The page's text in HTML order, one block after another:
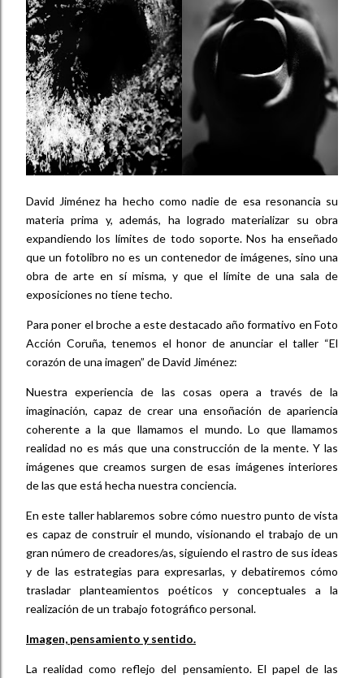
David Jiménez ha hecho como nadie de esa resonancia su
materia prima y, además, ha logrado materializar su obra
expandiendo los límites de todo soporte. Nos ha enseñado
que un fotolibro no es un contenedor de imágenes, sino una
obra de arte en sí misma, y que el límite de una sala de
exposiciones no tiene techo.
Para poner el broche a este destacado año formativo en Foto
Acción Coruña, tenemos el honor de anunciar el taller “El
corazón de una imagen” de David Jiménez:
Nuestra experiencia de las cosas opera a través de la
imaginación, capaz de crear una ensoñación de apariencia
coherente a la que llamamos el mundo. Lo que llamamos
realidad no es más que una construcción de la mente. Y las
imágenes que creamos surgen de esas imágenes interiores
de las que está hecha nuestra conciencia.
En este taller hablaremos sobre cómo nuestro punto de vista
es capaz de construir el mundo, visionando el trabajo de un
gran número de creadores/as, siguiendo el rastro de sus ideas
y de las estrategias para expresarlas, y debatiremos cómo
trasladar planteamientos poéticos y conceptuales a la
realización de un trabajo fotográfico personal.
Imagen, pensamiento y sentido.
La realidad como reflejo del pensamiento. El papel de las